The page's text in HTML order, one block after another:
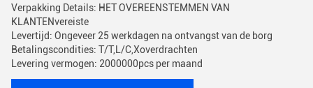
Verpakking Details: HET OVEREENSTEMMEN VAN
KLANTENvereiste
Levertijd: Ongeveer 25 werkdagen na ontvangst van de borg
Betalingscondities: T/T,L/C,Xoverdrachten
Levering vermogen: 2000000pcs per maand